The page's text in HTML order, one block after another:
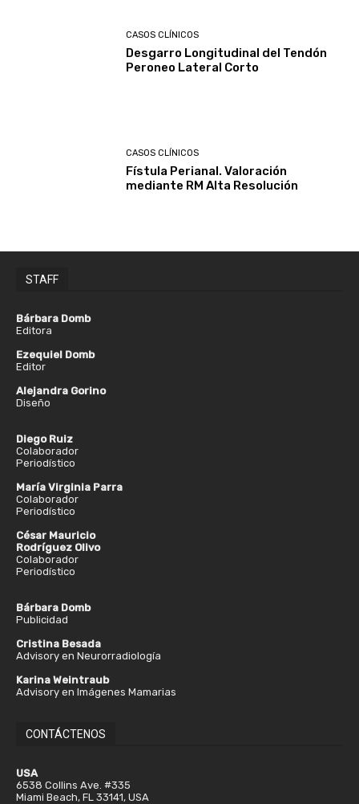
CASOS CLÍNICOS
Desgarro Longitudinal del Tendón
Peroneo Lateral Corto
CASOS CLÍNICOS
Fístula Perianal. Valoración
mediante RM Alta Resolución
STAFF
Bárbara Domb
Editora
Ezequiel Domb
Editor
Alejandra Gorino
Diseño
Diego Ruiz
Colaborador
Periodístico
María Virginia Parra
Colaborador
Periodístico
César Mauricio
Rodríguez Olivo
Colaborador
Periodístico
Bárbara Domb
Publicidad
Cristina Besada
Advisory en Neurorradiología
Karina Weintraub
Advisory en Imágenes Mamarias
CONTÁCTENOS
USA
6538 Collins Ave. #335
Miami Beach, FL 33141, USA